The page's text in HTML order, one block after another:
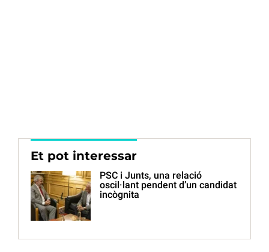
Et pot interessar
PSC i Junts, una relació
oscil·lant pendent d’un candidat
incògnita